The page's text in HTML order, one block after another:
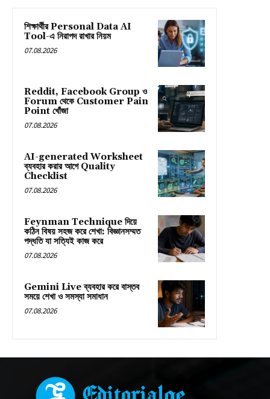
শিক্ষার্থীর Personal Data AI
Tool-এ নিরাপদ রাখার নিয়ম
07.08.2026
Reddit, Facebook Group ও
Forum থেকে Customer Pain
Point খোঁজা
07.08.2026
AI-generated Worksheet
ব্যবহার করার আগে Quality
Checklist
07.08.2026
Feynman Technique দিয়ে
কঠিন বিষয় সহজ করে শেখা: বিজ্ঞানসম্মত
পদ্ধতি যা সত্যিই কাজ করে
07.08.2026
Gemini Live ব্যবহার করে বাস্তব
সময়ে শেখা ও সমস্যা সমাধান
07.08.2026